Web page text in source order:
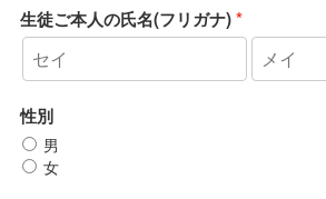
生徒ご本人の氏名(フリガナ)
性別
男
女